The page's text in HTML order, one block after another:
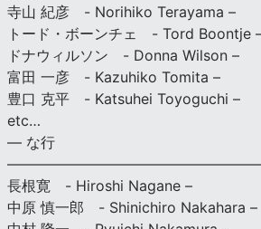
寺山 紀彦 - Norihiko Terayama –
トード・ボーンチェ - Tord Boontje
ドナウィルソン - Donna Wilson –
富田 一彦 - Kazuhiko Tomita –
豊口 克平 - Katsuhei Toyoguchi –
etc…
— な行
長根寛 - Hiroshi Nagane –
中原 慎一郎 - Shinichiro Nakahara –